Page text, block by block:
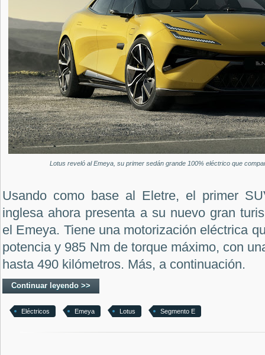
Lotus reveló al Emeya, su primer sedán grande 100% eléctrico que
Usando como base al Eletre, el primer
inglesa ahora presenta a su nuevo gran
el Emeya. Tiene una motorización eléctrica
potencia y 985 Nm de torque máximo, con
hasta 490 kilómetros. Más, a continuación.
Continuar leyendo >>
Eléctricos Emeya Lotus Segmento E